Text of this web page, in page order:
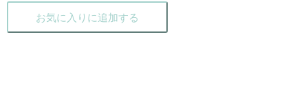
お気に入りに追加する